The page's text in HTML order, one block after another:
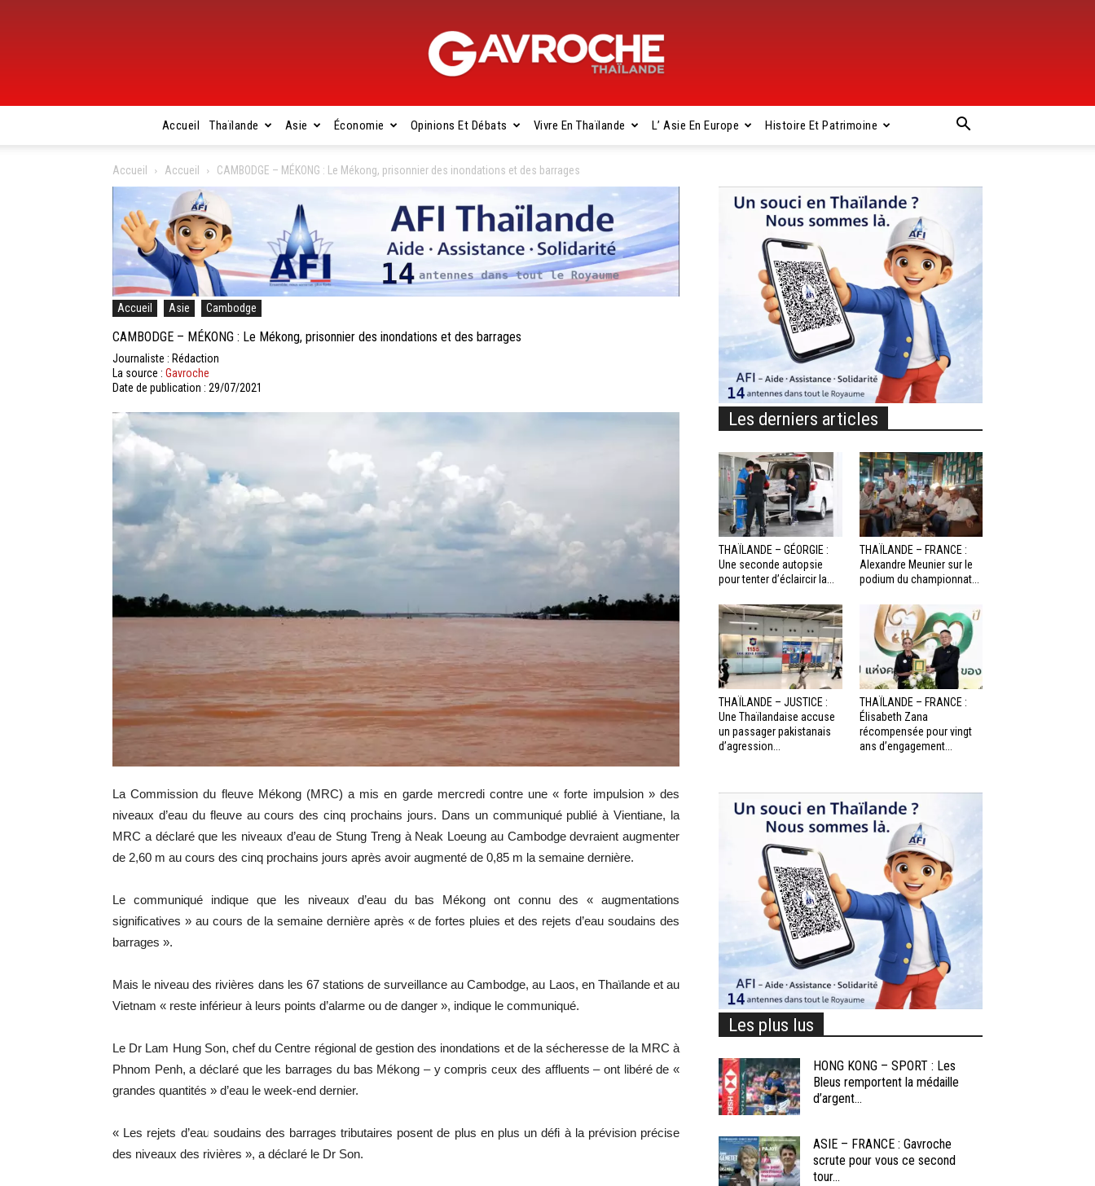
Gavroche
Thaïlande
Accueil Thaïlande Asie Économie Opinions Et Débats Vivre En Thaïlande L’ Asie En Europe Histoire Et Patrimoine
Accueil Accueil CAMBODGE – MÉKONG : Le Mékong, prisonnier des inondations et des barrages
Accueil Asie Cambodge
CAMBODGE – MÉKONG : Le Mékong, prisonnier des inondations et des barrages
Journaliste : Rédaction
La source : Gavroche
Date de publication : 29/07/2021
La Commission du fleuve Mékong (MRC) a mis en garde mercredi contre une « forte impulsion » des
niveaux d’eau du fleuve au cours des cinq prochains jours. Dans un communiqué publié à Vientiane, la
MRC a déclaré que les niveaux d’eau de Stung Treng à Neak Loeung au Cambodge devraient augmenter
de 2,60 m au cours des cinq prochains jours après avoir augmenté de 0,85 m la semaine dernière.
Le communiqué indique que les niveaux d’eau du bas Mékong ont connu des « augmentations
significatives » au cours de la semaine dernière après « de fortes pluies et des rejets d’eau soudains des
barrages ».
Mais le niveau des rivières dans les 67 stations de surveillance au Cambodge, au Laos, en Thaïlande et au
Vietnam « reste inférieur à leurs points d’alarme ou de danger », indique le communiqué.
Le Dr Lam Hung Son, chef du Centre régional de gestion des inondations et de la sécheresse de la MRC à
Phnom Penh, a déclaré que les barrages du bas Mékong – y compris ceux des affluents – ont libéré de «
grandes quantités » d’eau le week-end dernier.
« Les rejets d’eau soudains des barrages tributaires posent de plus en plus un défi à la prévision précise
des niveaux des rivières », a déclaré le Dr Son.
Les derniers articles
THAÏLANDE – GÉORGIE :
Une seconde autopsie
pour tenter d’éclaircir la...
THAÏLANDE – FRANCE :
Alexandre Meunier sur le
podium du championnat...
THAÏLANDE – JUSTICE :
Une Thaïlandaise accuse
un passager pakistanais
d’agression...
THAÏLANDE – FRANCE :
Élisabeth Zana
récompensée pour vingt
ans d’engagement...
Les plus lus
HONG KONG – SPORT : Les
Bleus remportent la médaille
d’argent...
ASIE – FRANCE : Gavroche
scrute pour vous ce second
tour...